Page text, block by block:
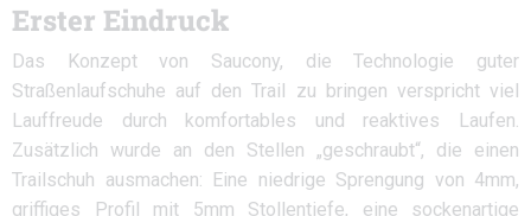
Erster Eindruck
Das Konzept von Saucony, die Technologie guter
Straßenlaufschuhe auf den Trail zu bringen verspricht viel
Lauffreude durch komfortables und reaktives Laufen.
Zusätzlich wurde an den Stellen „geschraubt“, die einen
Trailschuh ausmachen: Eine niedrige Sprengung von 4mm,
griffiges Profil mit 5mm Stollentiefe, eine sockenartige